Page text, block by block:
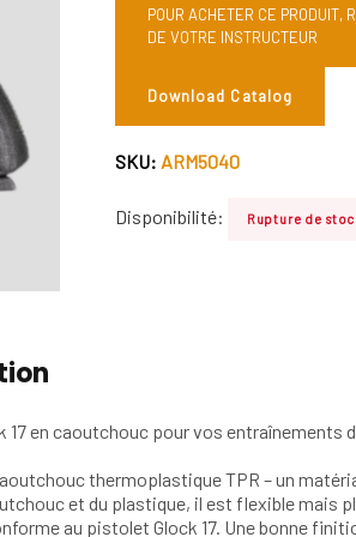
POUR ACHETER CE PRODUIT,
DE VOTRE INSTRUCTEUR
Download Catalog
SKU: ARM5040
Disponibilité: Rupture de
17 en caoutchouc pour vos entraînements
thermoplastique TPR – un
et du plastique, il est flexible mais
au pistolet Glock 17. Une bonne